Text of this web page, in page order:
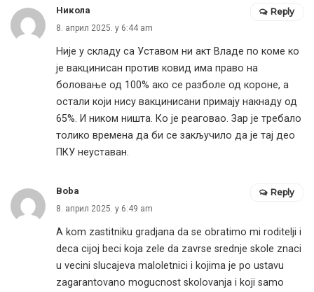
Никола
8. април 2025. у 6:44 am
Није у складу са Уставом ни акт Владе по коме ко
је вакцинисан против ковид има право на
боловање од 100% ако се разболе од короне, а
остали који нису вакцинисани примају накнаду од
65%. И ником ништа. Ко је реаговао. Зар је требало
толико времена да би се закључило да је тај део
ПКУ неуставан.
Reply
Boba
8. април 2025. у 6:49 am
A kom zastitniku gradjana da se obratimo mi roditelji i
deca cijoj beci koja zele da zavrse srednje skole znaci
u vecini slucajeva maloletnici i kojima je po ustavu
zagarantovano mogucnost skolovanja i koji samo
Reply